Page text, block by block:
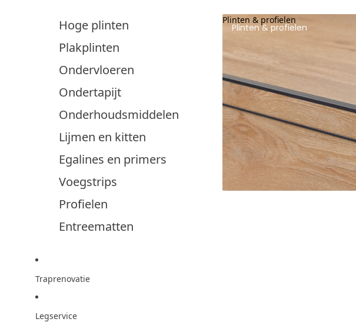
Hoge plinten
Plakplinten
Ondervloeren
Ondertapijt
Onderhoudsmiddelen
Lijmen en kitten
Egalines en primers
Voegstrips
Profielen
Entreematten
Plinten & profielen
Plinten & profielen
Traprenovatie
Legservice